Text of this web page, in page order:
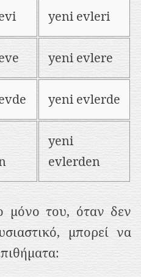
yeni evleri
yeni evlere
yeni evlerde
yeni
evlerden
μόνο του, όταν δεν
μπορεί να